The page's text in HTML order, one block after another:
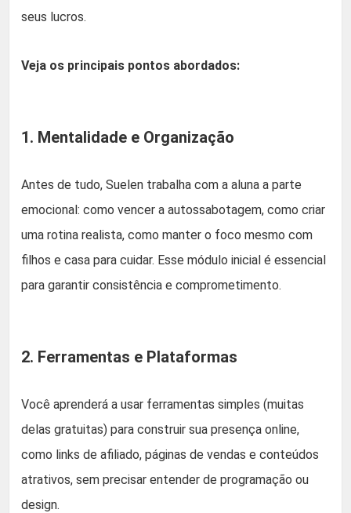
seus lucros.
Veja os principais pontos abordados:
1. Mentalidade e Organização
Antes de tudo, Suelen trabalha com a aluna a parte
emocional: como vencer a autossabotagem, como criar
uma rotina realista, como manter o foco mesmo com
filhos e casa para cuidar. Esse módulo inicial é essencial
para garantir consistência e comprometimento.
2. Ferramentas e Plataformas
Você aprenderá a usar ferramentas simples (muitas
delas gratuitas) para construir sua presença online,
como links de afiliado, páginas de vendas e conteúdos
atrativos, sem precisar entender de programação ou
design.